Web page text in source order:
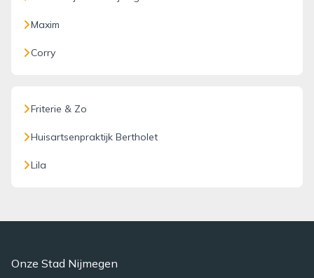
Maxim
Corry
Friterie & Zo
Huisartsenpraktijk Bertholet
Lila
Onze Stad Nijmegen